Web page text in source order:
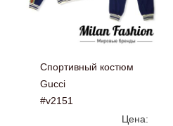
Спортивный костюм
Gucci
#v2151
Цена: